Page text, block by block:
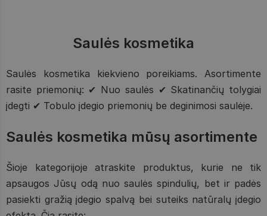
Saulės kosmetika
Saulės kosmetika kiekvieno poreikiams. Asortimente
rasite priemonių: ✔ Nuo saulės ✔ Skatinančių tolygiai
įdegti ✔ Tobulo įdegio priemonių be deginimosi saulėje.
Saulės kosmetika mūsų asortimente
Šioje kategorijoje atraskite produktus, kurie ne tik
apsaugos Jūsų odą nuo saulės spindulių, bet ir padės
pasiekti gražią įdegio spalvą bei suteiks natūralų įdegio